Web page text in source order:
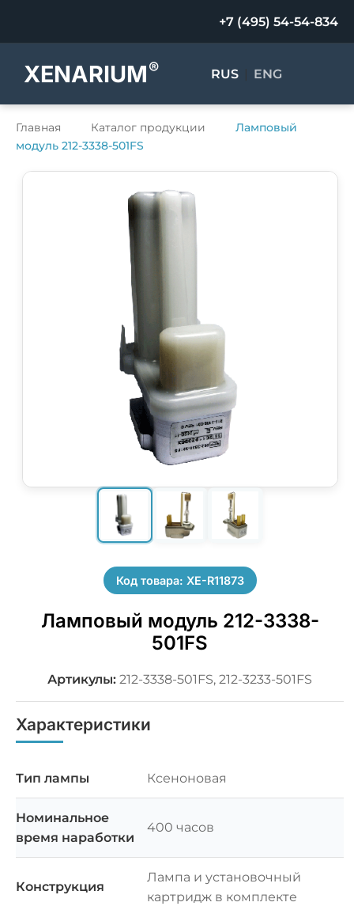
+7 (495) 54-54-834
XENARIUM® RUS | ENG
Главная Каталог продукции
Ламповый
модуль 212-3338-501FS
Код товара: XE-R11873
Ламповый модуль 212-3338-
501FS
Артикулы: 212-3338-501FS, 212-3233-501FS
Характеристики
Тип лампы Ксеноновая
Номинальное
время наработки
400 часов
Конструкция
Лампа и установочный
картридж в комплекте